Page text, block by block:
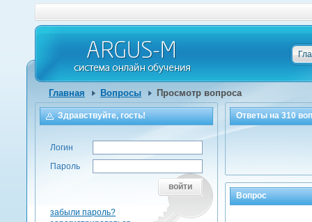
Главная Вопросы Просмотр вопроса
Ответы на310
Вопрос
Здравствуйте, гость!
Логин
Пароль
войти
забыли пароль?